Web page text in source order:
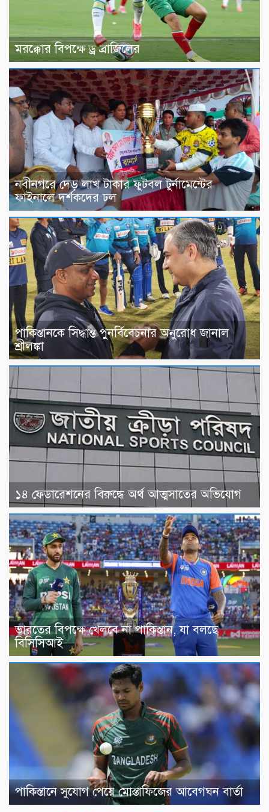
মরক্কোর বিপক্ষে ড্র ব্রাজিলের
নবীনগরে দেড় লাখ টাকার ফুটবল টুর্নামেন্টের
ফাইনালে দর্শকদের ঢল
পাকিস্তানকে সিদ্ধান্ত পুনর্বিবেচনার অনুরোধ জানাল
শ্রীলঙ্কা
১৪ ফেডারেশনের বিরুদ্ধে অর্থ আত্মসাতের অভিযোগ
ভারতের বিপক্ষে খেলবে না পাকিস্তান, যা বলছে
বিসিসিআই
পাকিস্তানে সুযোগ পেয়ে মোস্তাফিজের আবেগঘন বার্তা